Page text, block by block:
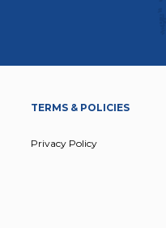
TERMS & POLICIES
Privacy Policy